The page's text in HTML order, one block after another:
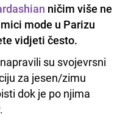
ničim više ne
mode u Parizu
vidjeti često.
su svojevrsni
za jesen/zimu
dok je po njima
.